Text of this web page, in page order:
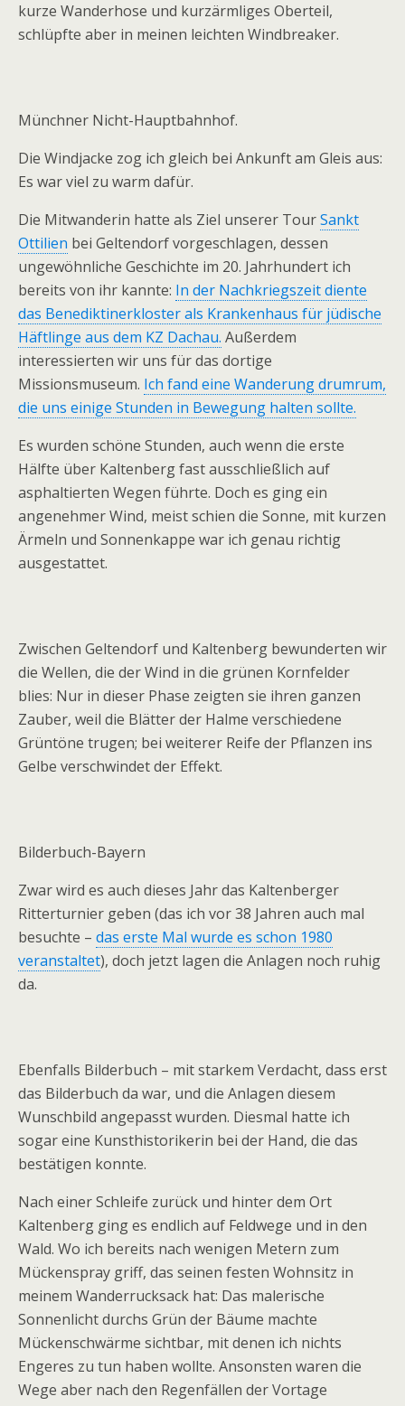
kurze Wanderhose und kurzärmliges Oberteil,
schlüpfte aber in meinen leichten Windbreaker.
Münchner Nicht-Hauptbahnhof.
Die Windjacke zog ich gleich bei Ankunft am Gleis aus:
Es war viel zu warm dafür.
Die Mitwanderin hatte als Ziel unserer TourSankt
Ottilien bei Geltendorf vorgeschlagen, dessen
ungewöhnliche Geschichte im 20. Jahrhundert ich
bereits von ihr kannte: In der Nachkriegszeit diente
das Benediktinerkloster als Krankenhaus für jüdische
Häftlinge aus dem KZ Dachau. Außerdem
interessierten wir uns für das dortige
Missionsmuseum. Ich fand eine Wanderung drumrum,
die uns einige Stunden in Bewegung halten sollte.
Es wurden schöne Stunden, auch wenn die erste
Hälfte über Kaltenberg fast ausschließlich auf
asphaltierten Wegen führte. Doch es ging ein
angenehmer Wind, meist schien die Sonne, mit kurzen
Ärmeln und Sonnenkappe war ich genau richtig
ausgestattet.
Zwischen Geltendorf und Kaltenberg bewunderten wir
die Wellen, die der Wind in die grünen Kornfelder
blies: Nur in dieser Phase zeigten sie ihren ganzen
Zauber, weil die Blätter der Halme verschiedene
Grüntöne trugen; bei weiterer Reife der Pflanzen ins
Gelbe verschwindet der Effekt.
Bilderbuch-Bayern
Zwar wird es auch dieses Jahr das Kaltenberger
Ritterturnier geben (das ich vor 38 Jahren auch mal
besuchte – das erste Mal wurde es schon 1980
veranstaltet), doch jetzt lagen die Anlagen noch ruhig
da.
Ebenfalls Bilderbuch – mit starkem Verdacht, dass erst
das Bilderbuch da war, und die Anlagen diesem
Wunschbild angepasst wurden. Diesmal hatte ich
sogar eine Kunsthistorikerin bei der Hand, die das
bestätigen konnte.
Nach einer Schleife zurück und hinter dem Ort
Kaltenberg ging es endlich auf Feldwege und in den
Wald. Wo ich bereits nach wenigen Metern zum
Mückenspray griff, das seinen festen Wohnsitz in
meinem Wanderrucksack hat: Das malerische
Sonnenlicht durchs Grün der Bäume machte
Mückenschwärme sichtbar, mit denen ich nichts
Engeres zu tun haben wollte. Ansonsten waren die
Wege aber nach den Regenfällen der Vortage